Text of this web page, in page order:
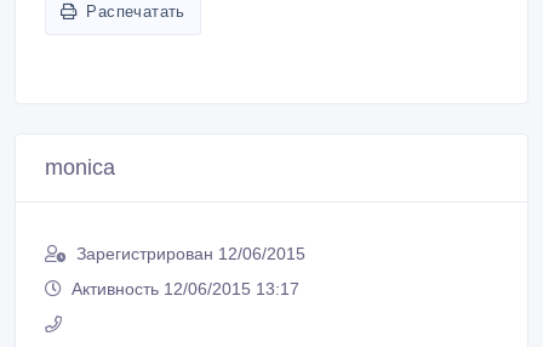
Распечатать
monica
Зарегистрирован 12/06/2015
Активность 12/06/2015 13:17